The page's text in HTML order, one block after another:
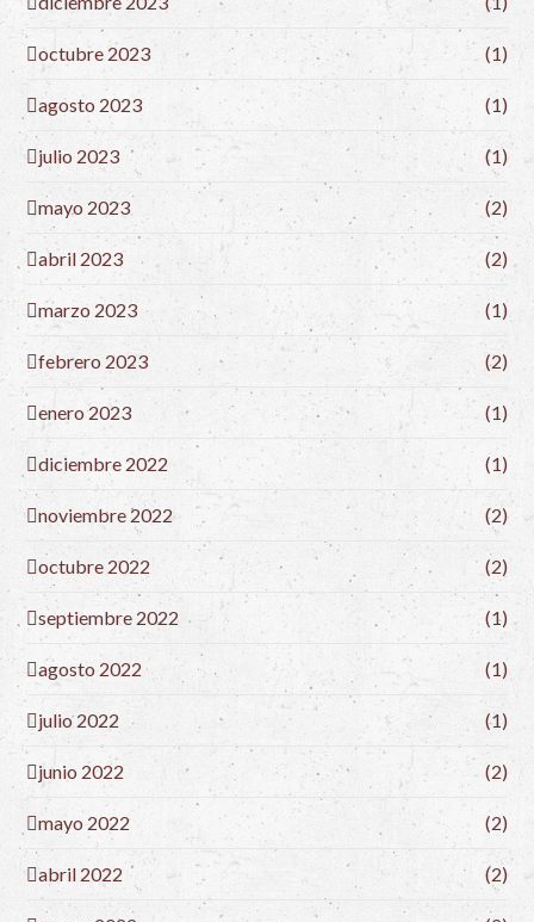
octubre 2023 (1)
agosto 2023 (1)
julio 2023 (1)
mayo 2023 (2)
abril 2023 (2)
marzo 2023 (1)
febrero 2023 (2)
enero 2023 (1)
diciembre 2022 (1)
noviembre 2022 (2)
octubre 2022 (2)
septiembre 2022 (1)
agosto 2022 (1)
julio 2022 (1)
junio 2022 (2)
mayo 2022 (2)
abril 2022 (2)